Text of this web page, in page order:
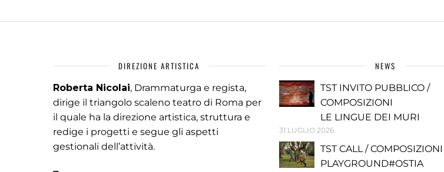
DIREZIONE ARTISTICA
Roberta Nicolai, Drammaturga e regista,
dirige il triangolo scaleno teatro di Roma per
il quale ha la direzione artistica, struttura e
redige i progetti e segue gli aspetti
gestionali dell’attività.
NEWS
TST INVITO PUBBLICO /
COMPOSIZIONI
LE LINGUE DEI MURI
31 LUGLIO 2026
TST CALL / COMPOSIZIONI
PLAYGROUND#OSTIA